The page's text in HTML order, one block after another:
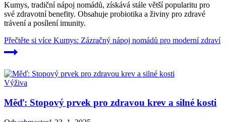
Kumys, tradiční nápoj nomádů, získává stále větší popularitu pro
své zdravotní benefity. Obsahuje probiotika a živiny pro zdravé
trávení a posílení imunity.
Přečtěte si více Kumys: Zázračný nápoj nomádů pro moderní zdraví
Výživa
Měď: Stopový prvek pro zdravou krev a silné kosti